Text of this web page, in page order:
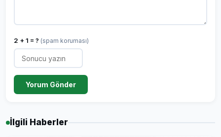
2 + 1 = ? (spam koruması)
Yorum Gönder
İlgili Haberler